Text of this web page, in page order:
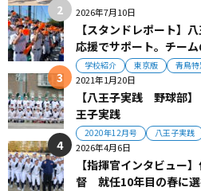
2026年7月10日
【スタンドレポート】
応援でサポート。チー
学校紹介 東京版 青鳥
2021年1月20日
【八王子実践 野球部
王子実践
2020年12月号 八王子実践
2026年4月6日
【指揮官インタビュー
督 就任10年目の春に